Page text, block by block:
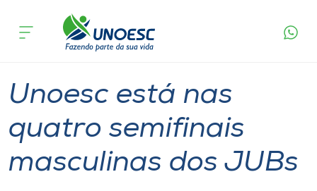
Cursos
Atendimento ao Estudante
acontece
Unoesc está nas
quatro semifinais
masculinas dos JUBs